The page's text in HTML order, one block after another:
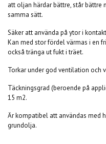
att oljan härdar bättre, står bättre
samma sätt.
Säker att använda på ytor i
Kan med stor fördel värmas i en
också tränga ut fukt i träet.
Torkar under god ventilation och
Täckningsgrad (beroende på
15 m2.
Är kompatibel att användas med
grundolja.